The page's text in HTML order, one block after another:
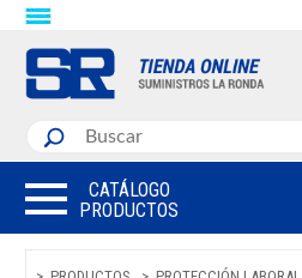
CATÁLOGO
PRODUCTOS